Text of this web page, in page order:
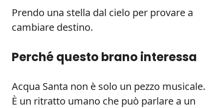
Prendo una stella dal cielo per provare a
cambiare destino.
Perché questo brano interessa
Acqua Santa non è solo un pezzo musicale.
È un ritratto umano che può parlare a un